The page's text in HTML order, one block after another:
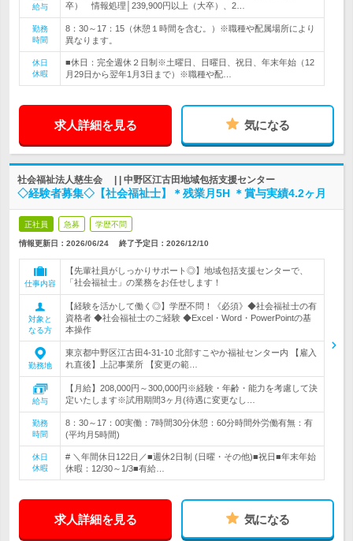
給与
卒） 情報処理│239,900円以上（大卒）、2…
勤務
時間
8：30～17：15（休憩１時間を含む。）※職種や配属場所により
異なります。
休日
休暇
■休日：完全週休２日制※土曜日、日曜日、祝日、年末年始（12
月29日から翌年1月3日まで）※職種や配…
求人詳細を見る 気になる
社会福祉法人慈生会 | | 中野区江古田地域包括支援センター
◇経験者募集◇【社会福祉士】＊残業月5H ＊賞与実績4.2ヶ月
正社員 急募 学歴不問
情報更新日：2026/06/24 終了予定日： 2026/12/10
仕事内容
【先輩社員がしっかりサポート◎】地域包括支援センターで、
「社会福祉士」の業務をお任せします！
対象と
なる方
【経験を活かして働く◎】学歴不問！《必須》◆社会福祉士の有
資格者 ◆社会福祉士のご経験 ◆Excel・Word・PowerPointの基
本操作
勤務地
東京都中野区江古田4-31-10 北部すこやか福祉センター内 【雇入
れ直後】上記事業所 【変更の範…
給与
【月給】208,000円～300,000円※経験・年齢・能力を考慮して決
定いたします※試用期間3ヶ月(待遇に変更なし…
勤務
時間
8：30～17：00実働：7時間30分休憩：60分時間外労働有無：有
(平均月5時間)
休日
休暇
# ＼年間休日122日／■週休2日制 (日曜・その他)■祝日■年末年始
休暇：12/30～1/3■有給…
求人詳細を見る 気になる